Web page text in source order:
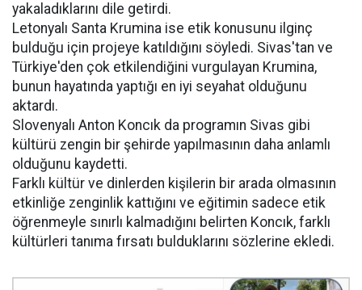
yakaladıklarını dile getirdi.
Letonyalı Santa Krumina ise etik konusunu ilginç
bulduğu için projeye katıldığını söyledi. Sivas'tan ve
Türkiye'den çok etkilendiğini vurgulayan Krumina,
bunun hayatında yaptığı en iyi seyahat olduğunu
aktardı.
Slovenyalı Anton Koncık da programın Sivas gibi
kültürü zengin bir şehirde yapılmasının daha anlamlı
olduğunu kaydetti.
Farklı kültür ve dinlerden kişilerin bir arada olmasının
etkinliğe zenginlik kattığını ve eğitimin sadece etik
öğrenmeyle sınırlı kalmadığını belirten Koncık, farklı
kültürleri tanıma fırsatı bulduklarını sözlerine ekledi.